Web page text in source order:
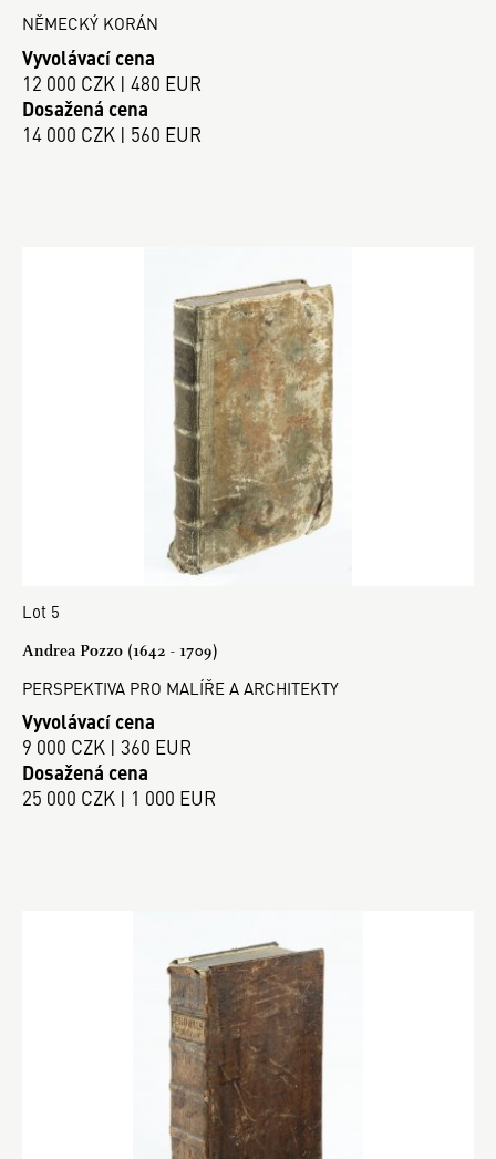
NĚMECKÝ KORÁN
Vyvolávací cena
12 000 CZK | 480 EUR
Dosažená cena
14 000 CZK | 560 EUR
Lot 5
Andrea Pozzo (1642 - 1709)
PERSPEKTIVA PRO MALÍŘE A ARCHITEKTY
Vyvolávací cena
9 000 CZK | 360 EUR
Dosažená cena
25 000 CZK | 1 000 EUR